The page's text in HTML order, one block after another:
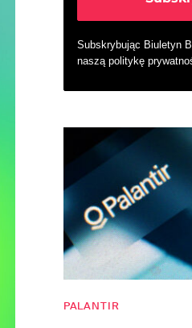
Subskrybując Biuletyn
naszą politykę
PALANTIR